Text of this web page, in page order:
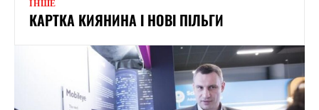
ІНШЕ
КАРТКА КИЯНИНА І НОВІ ПІЛЬГИ